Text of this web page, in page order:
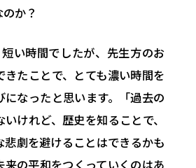
か？
い時間でしたが、先生方のお
たことで、とても濃い時間を
なったと思います。「過去の
けれど、歴史を知ることで、
劇を避けることはできるかも
来の平和をつくっていくのはあ